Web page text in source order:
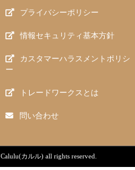
プライバシーポリシー
情報セキュリティ基本方針
カスタマーハラスメントポリシ
ー
トレードワークスとは
問い合わせ
カルル) all rights reserved.